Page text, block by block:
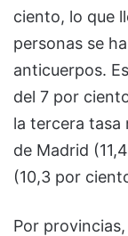
ciento, lo que
personas se
anticuerpos.
del 7 por
la tercera tasa
de Madrid
(10,3 por
Por